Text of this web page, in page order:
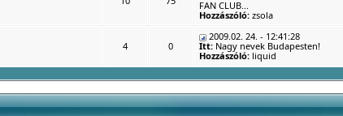
FAN CLUB...
Hozzászóló: zsola
4 0
2009.02. 24. - 12:41:28
Itt: Nagy nevek Budapesten!
Hozzászóló: liquid